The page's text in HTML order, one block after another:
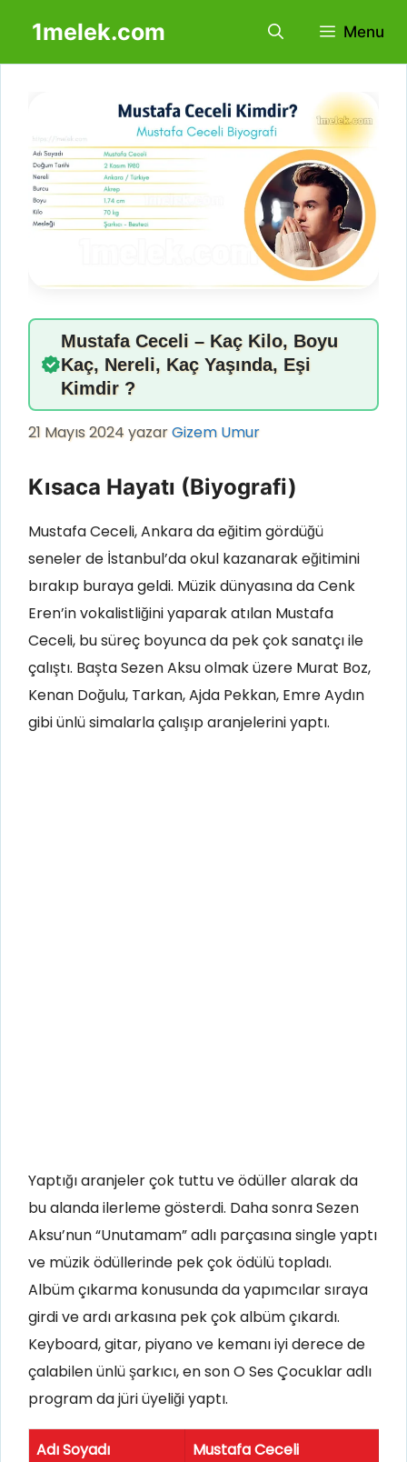
1melek.com Menu
Mustafa Ceceli – Kaç Kilo, Boyu
Kaç, Nereli, Kaç Yaşında, Eşi
Kimdir ?
21 Mayıs 2024yazarGizem Umur
Kısaca Hayatı (Biyografi)
Mustafa Ceceli, Ankara da eğitim gördüğü
seneler de İstanbul’da okul kazanarak eğitimini
bırakıp buraya geldi. Müzik dünyasına da Cenk
Eren’in vokalistliğini yaparak atılan Mustafa
Ceceli, bu süreç boyunca da pek çok sanatçı ile
çalıştı. Başta Sezen Aksu olmak üzere Murat Boz,
Kenan Doğulu, Tarkan, Ajda Pekkan, Emre Aydın
gibi ünlü simalarla çalışıp aranjelerini yaptı.
Yaptığı aranjeler çok tuttu ve ödüller alarak da
bu alanda ilerleme gösterdi. Daha sonra Sezen
Aksu’nun “Unutamam” adlı parçasına single yaptı
ve müzik ödüllerinde pek çok ödülü topladı.
Albüm çıkarma konusunda da yapımcılar sıraya
girdi ve ardı arkasına pek çok albüm çıkardı.
Keyboard, gitar, piyano ve kemanı iyi derece de
çalabilen ünlü şarkıcı, en son O Ses Çocuklar adlı
program da jüri üyeliği yaptı.
Adı Soyadı Mustafa Ceceli